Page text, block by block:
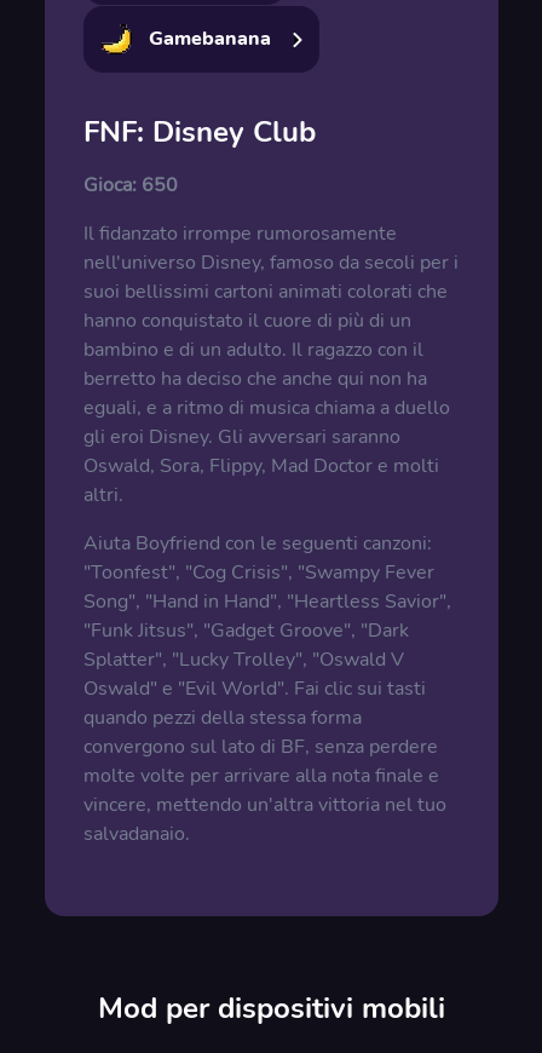
Gamebanana
FNF: Disney Club
Gioca: 650
Il fidanzato irrompe rumorosamente
nell'universo Disney, famoso da secoli per i
suoi bellissimi cartoni animati colorati che
hanno conquistato il cuore di più di un
bambino e di un adulto. Il ragazzo con il
berretto ha deciso che anche qui non ha
eguali, e a ritmo di musica chiama a duello
gli eroi Disney. Gli avversari saranno
Oswald, Sora, Flippy, Mad Doctor e molti
altri.
Aiuta Boyfriend con le seguenti canzoni:
"Toonfest", "Cog Crisis", "Swampy Fever
Song", "Hand in Hand", "Heartless Savior",
"Funk Jitsus", "Gadget Groove", "Dark
Splatter", "Lucky Trolley", "Oswald V
Oswald" e "Evil World". Fai clic sui tasti
quando pezzi della stessa forma
convergono sul lato di BF, senza perdere
molte volte per arrivare alla nota finale e
vincere, mettendo un'altra vittoria nel tuo
salvadanaio.
Mod per dispositivi mobili